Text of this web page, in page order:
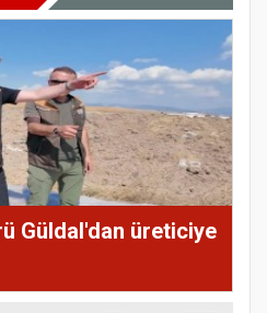
Güldal'dan üreticiye